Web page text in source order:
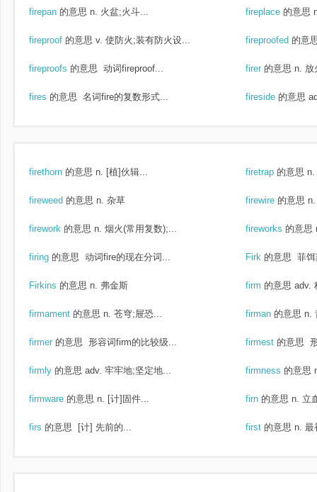
firepan 的意思 n. 火盆;火斗... fireplace 的意思
fireproof 的意思 v. 使防火;装有防火设... fireproofed 的意
fireproofs 的意思 动词fireproof... firer 的意思 n. 放
fires 的意思 名词fire的复数形式... fireside 的意思
firethorn 的意思 n. [植]伙辑... firetrap 的意思
fireweed 的意思 n. 杂草 firewire 的意思
firework 的意思 n. 烟火(常用复数);... fireworks 的意思
firing 的意思 动词fire的现在分词... Firk 的意思 菲
Firkins 的意思 n. 弗金斯 firm 的意思 adv.
firmament 的意思 n. 苍穹;屉恐... firman 的意思 n.
firmer 的意思 形容词firm的比较级... firmest 的意思
firmly 的意思 adv. 牢牢地;坚定地... firmness 的意思
firmware 的意思 n. [计]固件... firn 的意思 n. 立
firs 的意思 [计] 先前的... first 的意思 n. 最